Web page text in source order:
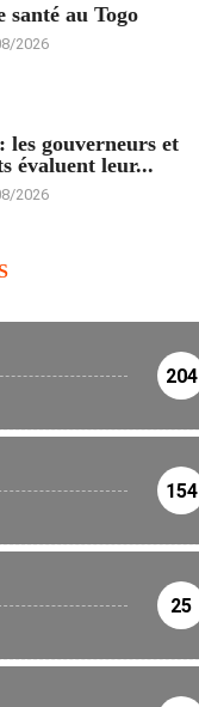
santé au Togo
2026
les gouverneurs et
évaluent leur...
2026
204
154
25